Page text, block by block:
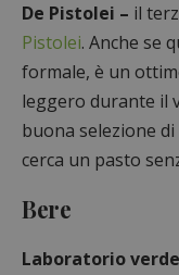
De Pistolei – il
Pistolei. Anche se
formale, è un
leggero durante il
buona selezione
cerca un pasto
Bere
Laboratorio verde